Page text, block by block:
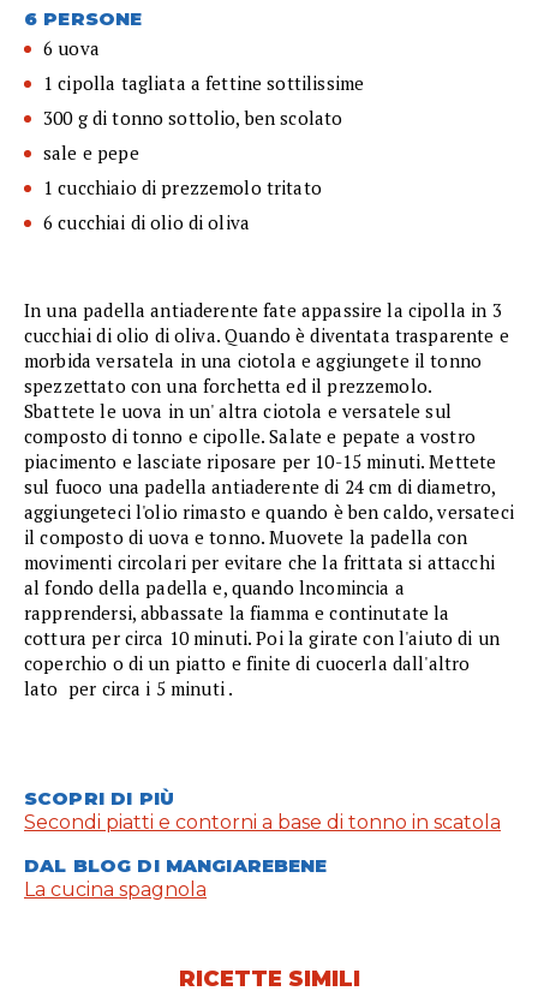
6 PERSONE
6 uova
1 cipolla tagliata a fettine sottilissime
300 g di tonno sottolio, ben scolato
sale e pepe
1 cucchiaio di prezzemolo tritato
6 cucchiai di olio di oliva
In una padella antiaderente fate appassire la cipolla in 3
cucchiai di olio di oliva. Quando è diventata trasparente e
morbida versatela in una ciotola e aggiungete il tonno
spezzettato con una forchetta ed il prezzemolo.
Sbattete le uova in un' altra ciotola e versatele sul
composto di tonno e cipolle. Salate e pepate a vostro
piacimento e lasciate riposare per 10-15 minuti. Mettete
sul fuoco una padella antiaderente di 24 cm di diametro,
aggiungeteci l'olio rimasto e quando è ben caldo, versateci
il composto di uova e tonno. Muovete la padella con
movimenti circolari per evitare che la frittata si attacchi
al fondo della padella e, quando lncomincia a
rapprendersi, abbassate la fiamma e continutate la
cottura per circa 10 minuti. Poi la girate con l'aiuto di un
coperchio o di un piatto e finite di cuocerla dall'altro
lato per circa i 5 minuti .
SCOPRI DI PIÙ
Secondi piatti e contorni a base di tonno in scatola
DAL BLOG DI MANGIAREBENE
La cucina spagnola
RICETTE SIMILI